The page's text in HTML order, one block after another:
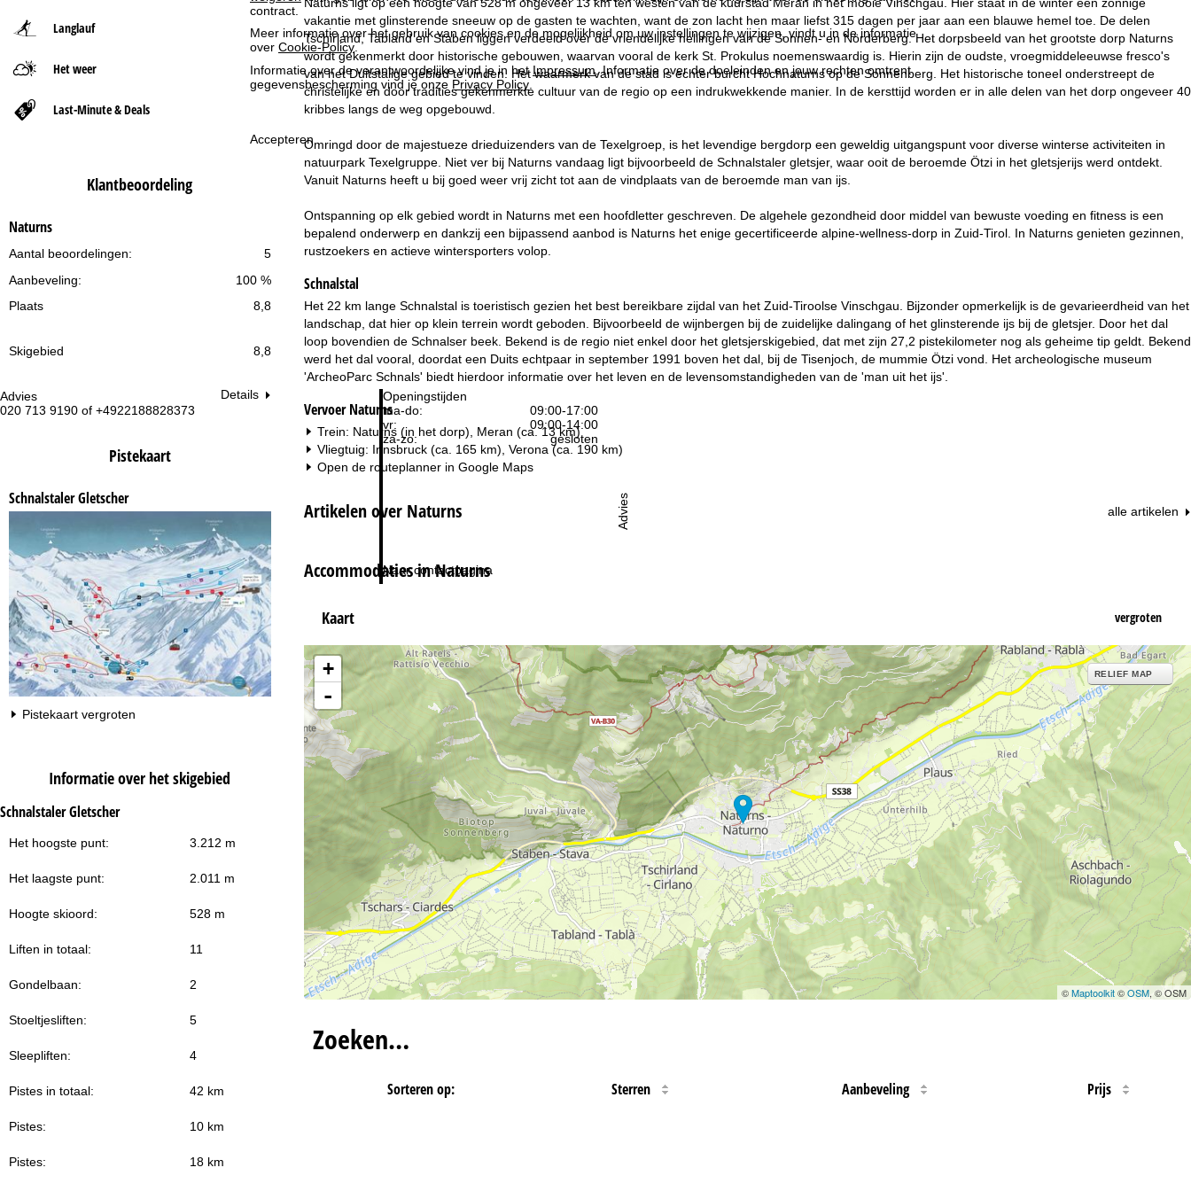
contract.
Meer informatie over het gebruik van cookies en de mogelijkheid om uw instellingen te wijzigen, vindt u in de informatie
over Cookie-Policy.
Informatie over de verantwoordelijke vind je in hetImpressum. Informatie over de doeleinden en jouw rechten omtrent
gegevensbescherming vind je onze Privacy Policy
Accepteren
Advies
020 713 9190 of +4922188828373
Openingstijden
ma-do:
09:00-17:00
vr:
09:00-14:00
za-zo:
gesloten
Naar contactpagina
Advies
Langlauf
Het weer
Last-Minute & Deals
Klantbeoordeling
Naturns
5
Aantal beoordelingen:
100 %
Aanbeveling:
Plaats
8,8
Skigebied 8,8
Details
Pistekaart
Schnalstaler Gletscher
Pistekaart vergroten
Informatie over het skigebied
Schnalstaler Gletscher
Het hoogste punt: 3.212 m
Het laagste punt: 2.011 m
Hoogte skioord: 528 m
Liften in totaal: 11
Gondelbaan: 2
Stoeltjesliften: 5
Sleepliften: 4
Pistes in totaal: 42 km
Pistes: 10 km
Pistes: 18 km
t
p
a
g
i
n
a
vakantie met glinsterende sneeuw op de gasten te wachten, want de zon lacht hen maar liefst 315 dagen per jaar aan een blauwe hemel toe. De delen
Tschirland, Tabland en Staben liggen verdeeld over de vriendelijke hellingen van de Sonnen- en Nörderberg. Het dorpsbeeld van het grootste dorp Naturns
wordt gekenmerkt door historische gebouwen, waarvan vooral de kerk St. Prokulus noemenswaardig is. Hierin zijn de oudste, vroegmiddeleeuwse fresco's
van het Duitstalige gebied te vinden. Het waarmerk van de stad is echter burcht Hochnaturns op de Sonnenberg. Het historische toneel onderstreept de
christelijke en door tradities gekenmerkte cultuur van de regio op een indrukwekkende manier. In de kersttijd worden er in alle delen van het dorp ongeveer 40
kribbes langs de weg opgebouwd.
Omringd door de majestueze drieduizenders van de Texelgroep, is het levendige bergdorp een geweldig uitgangspunt voor diverse winterse activiteiten in
natuurpark Texelgruppe. Niet ver bij Naturns vandaag ligt bijvoorbeeld de Schnalstaler gletsjer, waar ooit de beroemde Ötzi in het gletsjerijs werd ontdekt.
Vanuit Naturns heeft u bij goed weer vrij zicht tot aan de vindplaats van de beroemde man van ijs.
Ontspanning op elk gebied wordt in Naturns met een hoofdletter geschreven. De algehele gezondheid door middel van bewuste voeding en fitness is een
bepalend onderwerp en dankzij een bijpassend aanbod is Naturns het enige gecertificeerde alpine-wellness-dorp in Zuid-Tirol. In Naturns genieten gezinnen,
rustzoekers en actieve wintersporters volop.
Schnalstal
Het 22 km lange Schnalstal is toeristisch gezien het best bereikbare zijdal van het Zuid-Tiroolse Vinschgau. Bijzonder opmerkelijk is de gevarieerdheid van het
landschap, dat hier op klein terrein wordt geboden. Bijvoorbeeld de wijnbergen bij de zuidelijke dalingang of het glinsterende ijs bij de gletsjer. Door het dal
loop bovendien de Schnalser beek. Bekend is de regio niet enkel door het gletsjerskigebied, dat met zijn 27,2 pistekilometer nog als geheime tip geldt. Bekend
werd het dal vooral, doordat een Duits echtpaar in september 1991 boven het dal, bij de Tisenjoch, de mummie Ötzi vond. Het archeologische museum
'ArcheoParc Schnals' biedt hierdoor informatie over het leven en de levensomstandigheden van de 'man uit het ijs'.
Vervoer Naturns
Trein: Naturns (in het dorp), Meran (ca. 13 km)
Vliegtuig: Innsbruck (ca. 165 km), Verona (ca. 190 km)
Open de routeplanner in Google Maps
Artikelen over Naturns alle artikelen
Accommodaties in Naturns
Kaart vergroten
+
-
RELIEF MAP
©Maptoolkit©OSM, © OSM
Zoeken…
Sorteren op: Sterren Aanbeveling Prijs